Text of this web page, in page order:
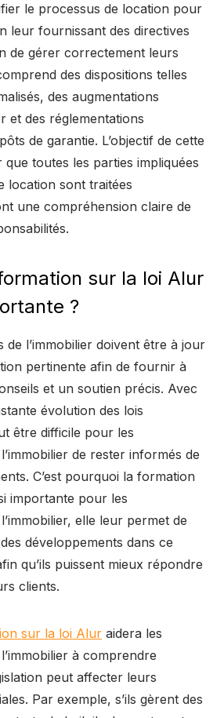
le processus de location pour
leur fournissant des directives
de gérer correctement leurs
des dispositions telles
des augmentations
et des réglementations
de garantie. L’objectif de cette
que toutes les parties impliquées
location sont traitées
une compréhension claire de
sur la loi Alur
?
de l’immobilier doivent être à jour
pertinente afin de fournir à
et un soutien précis. Avec
évolution des lois
être difficile pour les
de rester informés de
C’est pourquoi la formation
importante pour les
elle leur permet de
développements dans ce
qu’ils puissent mieux répondre
clients.
sur la loi Alur aidera les
à comprendre
peut affecter leurs
Par exemple, s’ils gèrent des